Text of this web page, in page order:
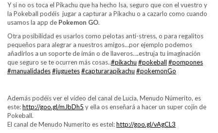
Y si no os toca el Pikachu que ha hecho Isa, seguro que con el vuestro y
la Pokeball podéis jugar a capturar a Pikachu o a cazarlo como cuando
usamos la app de Pokemon GO.
Otra posibilidad es usarlos como pelotas anti-stress, o para regalitos
pequeños para alegrar a nuestros amigos…por ejemplo podemos
añadirlos a un soporte de imán o de llaveros….estruja tu imaginación
que seguro se te ocurren más cosas..#pikachu #pokeball #pompones
#manualidades#juguetes#capturarapikachu #pokemonGo
Además podéis ver el vídeo del canal de Lucia, Menudo Númerito, es
este:http://goo.gl/mJbDh5 y ella os enseñará a hacer un super cojín de
Pokeball.
El canal de Menudo Numerito es estel:http://goo.gl/vAgCL3